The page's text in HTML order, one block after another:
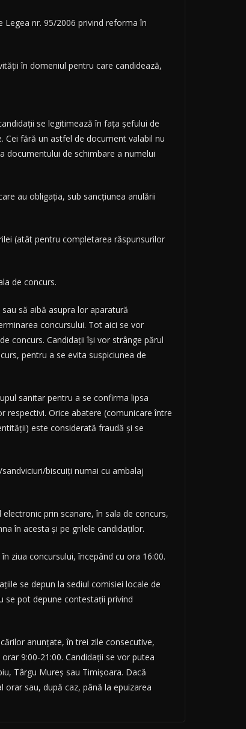
nr. 95/2006 privind reforma în
în domeniul pentru care candidează,
se legitimează în fața șefului de
fără un astfel de document valabil nu
documentului de schimbare a numelui
au obligația, sub sancțiunea anulării
(atât pentru completarea răspunsurilor
de concurs.
să aibă asupra lor aparatură
concursului. Tot aici se vor
concurs. Candidații își vor strânge părul
pentru a se evita suspiciunea de
sanitar pentru a se confirma lipsa
respectivi. Orice abatere (comunicare între
este considerată fraudă și se
biscuiți numai cu ambalaj
prin scanare, în sala de concurs,
în acesta și pe grilele candidaților.
ziua concursului, începând cu ora 16:00.
se depun la sediul comisiei locale de
se pot depune contestații privind
anunțate, în trei zile consecutive,
9:00-21:00. Candidații se vor putea
Târgu Mureș sau Timișoara. Dacă
sau, după caz, până la epuizarea